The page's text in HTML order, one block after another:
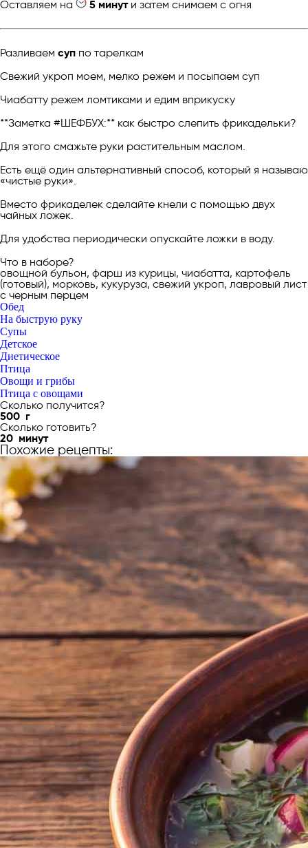
Оставляем на
5 минути затем снимаем с огня
Разливаем суп по тарелкам
Свежий укроп моем, мелко режем и посыпаем суп
Чиабатту режем ломтиками и едим вприкуску
**Заметка #ШЕФБУХ:** как быстро слепить фрикадельки?
Для этого смажьте руки растительным маслом.
Есть ещё один альтернативный способ, который я называю
«чистые руки».
Вместо фрикаделек сделайте кнели с помощью двух
чайных ложек.
Для удобства периодически опускайте ложки в воду.
Что в наборе?
овощной бульон, фарш из курицы, чиабатта, картофель
(готовый), морковь, кукуруза, свежий укроп, лавровый лист
с черным перцем
Обед
На быструю руку
Супы
Детское
Диетическое
Птица
Овощи и грибы
Птица с овощами
Сколько получится?
500 г
Сколько готовить?
20 минут
Похожие рецепты: